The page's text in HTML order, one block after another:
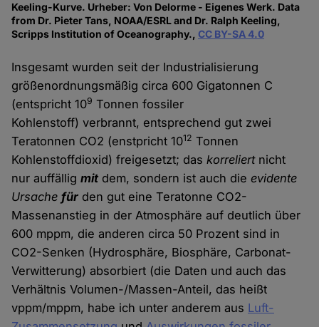
Keeling-Kurve. Urheber: Von Delorme - Eigenes Werk. Data
from Dr. Pieter Tans, NOAA/ESRL and Dr. Ralph Keeling,
Scripps Institution of Oceanography.,CC BY-SA 4.0
Insgesamt wurden seit der Industrialisierung
größenordnungsmäßig circa 600 Gigatonnen C
(entspricht 109 Tonnen fossiler
Kohlenstoff) verbrannt, entsprechend gut zwei
Teratonnen CO2 (enstpricht 1012 Tonnen
Kohlenstoffdioxid) freigesetzt; daskorreliertnicht
nur auffälligmit dem, sondern ist auch dieevidente
Ursachefür den gut eine Teratonne CO2-
Massenanstieg in der Atmosphäre auf deutlich über
600 mppm, die anderen circa 50 Prozent sind in
CO2-Senken (Hydrosphäre, Biosphäre, Carbonat-
Verwitterung) absorbiert (die Daten und auch das
Verhältnis Volumen-/Massen-Anteil, das heißt
vppm/mppm, habe ich unter anderem aus Luft-